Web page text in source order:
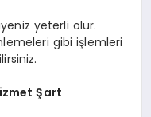
yeterli olur.
gibi işlemleri
Şart